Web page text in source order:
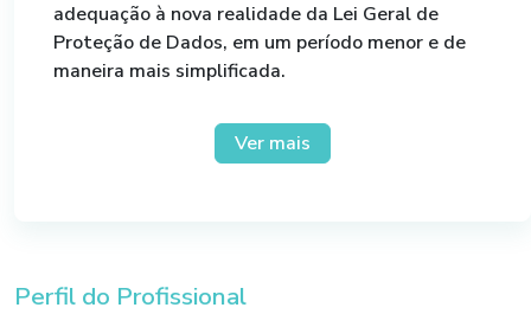
adequação à nova realidade da Lei Geral de
Proteção de Dados, em um período menor e de
maneira mais simplificada.
Através do curso a empresa passará por todas as
etapas de implementação conforme o seu tempo
Ver mais
Perfil do Profissional